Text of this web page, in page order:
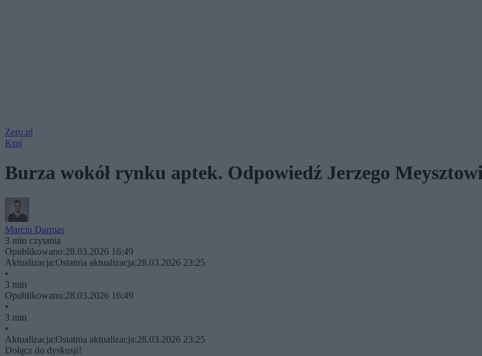
Zero.pl
Kraj
Burza wokół rynku aptek. Odpowiedź Jerzego
Marcin Darmas
3 min czytania
Opublikowano:28.03.2026 16:49
Aktualizacja:Ostatnia aktualizacja:28.03.2026 23:25
•
3 min
Opublikowano:28.03.2026 16:49
•
3 min
•
Aktualizacja:Ostatnia aktualizacja:28.03.2026 23:25
Dołącz do dyskusji!